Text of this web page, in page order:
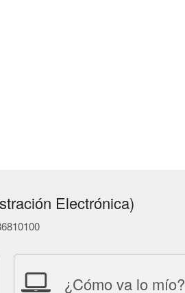
Electrónica)
¿Cómo va lo mío?